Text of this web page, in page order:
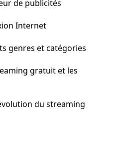
de publicités
Internet
genres et catégories
gratuit et les
du streaming